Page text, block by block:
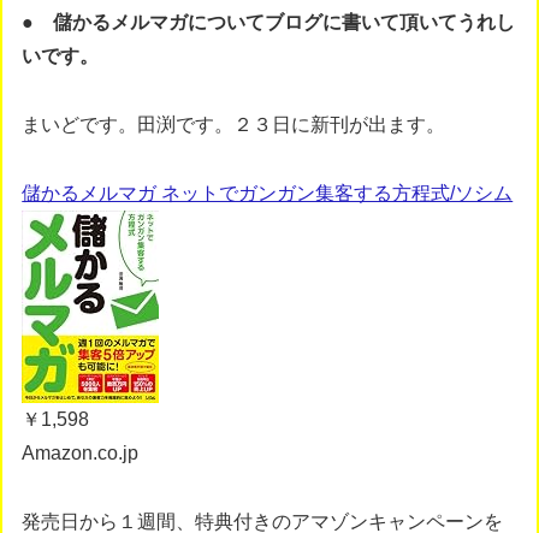
● 儲かるメルマガについてブログに書いて頂いてうれし
いです。
まいどです。田渕です。２３日に新刊が出ます。
儲かるメルマガ ネットでガンガン集客する方程式/ソシム
￥1,598
Amazon.co.jp
発売日から１週間、特典付きのアマゾンキャンペーンを